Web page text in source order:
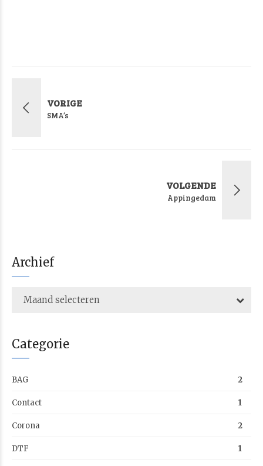
VORIGE
SMA’s
VOLGENDE
Appingedam
Archief
Maand selecteren
Categorie
BAG 2
Contact 1
Corona 2
DTF 1